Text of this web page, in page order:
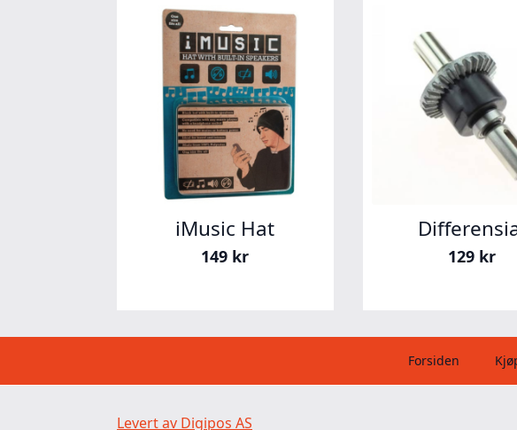
iMusic Hat
149 kr 129 kr
Forsiden
Levert av Digipos AS